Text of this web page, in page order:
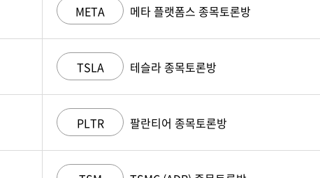
META 메타 플랫폼스 종목토론방
TSLA 테슬라 종목토론방
PLTR 팔란티어 종목토론방